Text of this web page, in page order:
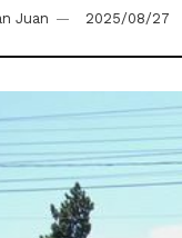
Juan 2025/08/27